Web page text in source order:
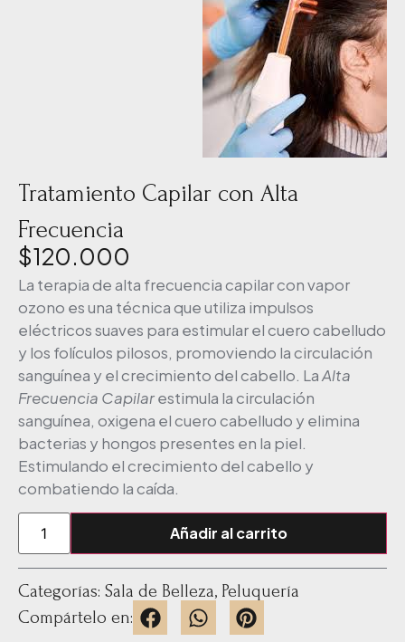
Tratamiento Capilar con Alta
Frecuencia
$120.000
La terapia de alta frecuencia capilar con vapor
ozono es una técnica que utiliza impulsos
eléctricos suaves para estimular el cuero cabelludo
y los folículos pilosos, promoviendo la circulación
sanguínea y el crecimiento del cabello. LaAlta
Frecuencia Capilarestimula la circulación
sanguínea, oxigena el cuero cabelludo y elimina
bacterias y hongos presentes en la piel.
Estimulando el crecimiento del cabello y
combatiendo la caída.
Añadir al carrito
Categorías: Sala de Belleza, Peluquería
Compártelo en: